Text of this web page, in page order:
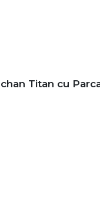
Titan cu